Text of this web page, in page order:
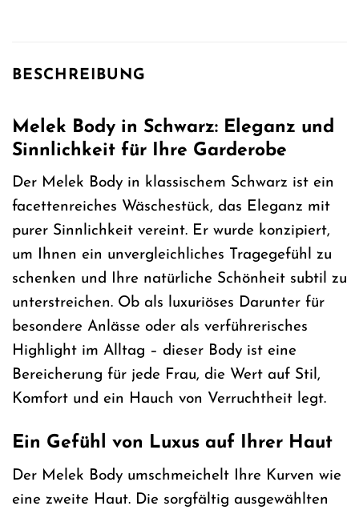
BESCHREIBUNG
Melek Body in Schwarz: Eleganz und
Sinnlichkeit für Ihre Garderobe
Der Melek Body in klassischem Schwarz ist ein
facettenreiches Wäschestück, das Eleganz mit
purer Sinnlichkeit vereint. Er wurde konzipiert,
um Ihnen ein unvergleichliches Tragegefühl zu
schenken und Ihre natürliche Schönheit subtil zu
unterstreichen. Ob als luxuriöses Darunter für
besondere Anlässe oder als verführerisches
Highlight im Alltag – dieser Body ist eine
Bereicherung für jede Frau, die Wert auf Stil,
Komfort und ein Hauch von Verruchtheit legt.
Ein Gefühl von Luxus auf Ihrer Haut
Der Melek Body umschmeichelt Ihre Kurven wie
eine zweite Haut. Die sorgfältig ausgewählten